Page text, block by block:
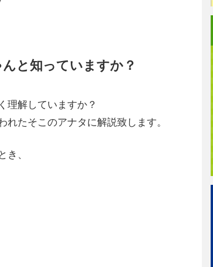
と知っていますか？
理解していますか？
たそこのアナタに解説致します。
、